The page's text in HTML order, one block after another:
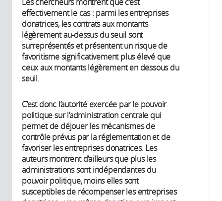
effectivement le cas : parmi les entreprises
donatrices, les contrats aux montants
légèrement au-dessus du seuil sont
surreprésentés et présentent un risque de
favoritisme significativement plus élevé que
ceux aux montants légèrement en dessous du
seuil.
C’est donc l’autorité exercée par le pouvoir
politique sur l’administration centrale qui
permet de déjouer les mécanismes de
contrôle prévus par la réglementation et de
favoriser les entreprises donatrices. Les
auteurs montrent d’ailleurs que plus les
administrations sont indépendantes du
pouvoir politique, moins elles sont
susceptibles de récompenser les entreprises